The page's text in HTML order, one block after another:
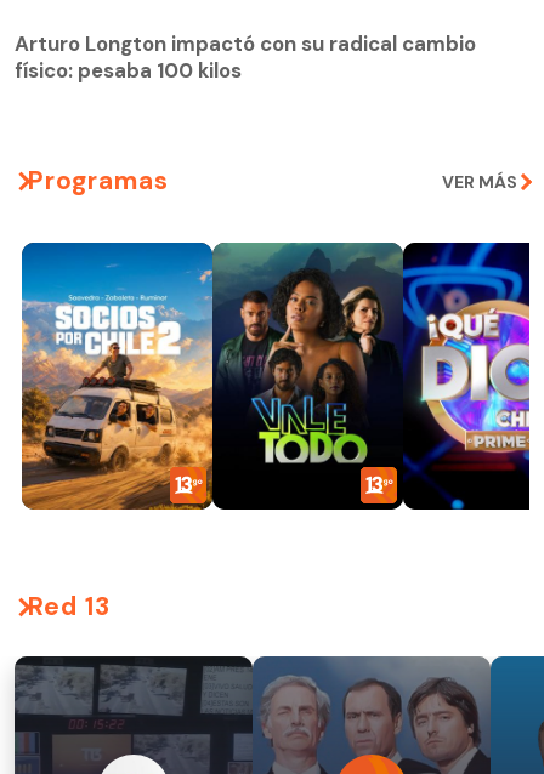
físico: pesaba 100 kilos
Arturo Longton impactó con su radical cambio
físico: pesaba 100 kilos
Programas VER MÁS
Red 13